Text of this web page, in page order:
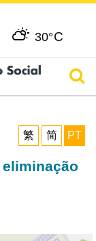
30°C
繁
简 PT